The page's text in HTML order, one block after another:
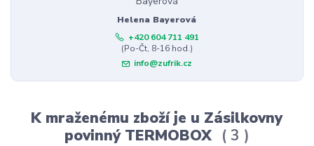
Helena Bayerová
+420 604 711 491
(Po-Čt, 8-16 hod.)
info@zufrik.cz
K mraženému zboží je u Zásilkovny
povinný TERMOBOX
3